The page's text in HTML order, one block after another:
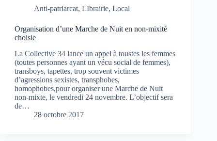
Anti-patriarcat, LIbrairie, Local
Organisation d’une Marche de Nuit en non-mixité
choisie
La Collective 34 lance un appel à toustes les femmes
(toutes personnes ayant un vécu social de femmes),
transboys, tapettes, trop souvent victimes
d’agressions sexistes, transphobes,
homophobes,pour organiser une Marche de Nuit
non-mixte, le vendredi 24 novembre. L’objectif sera
de…
28 octobre 2017